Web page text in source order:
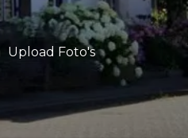
Upload Foto's